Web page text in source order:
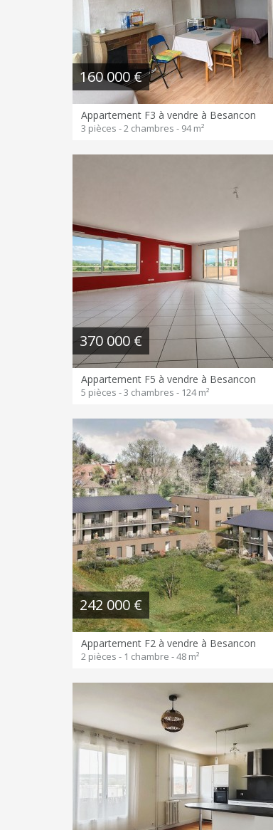
160 000 €
Appartement F3 à vendre à Besancon
3 pièces - 2 chambres - 94 m²
370 000 €
Appartement F5 à vendre à Besancon
5 pièces - 3 chambres - 124 m²
242 000 €
Appartement F2 à vendre à Besancon
2 pièces - 1 chambre - 48 m²